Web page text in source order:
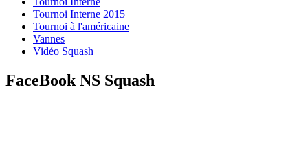
Tournoi Interne 2015
Tournoi à l'américaine
Vannes
Vidéo Squash
FaceBook NS Squash